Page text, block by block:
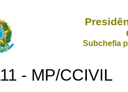
Subchefia
- MP/CCIVIL